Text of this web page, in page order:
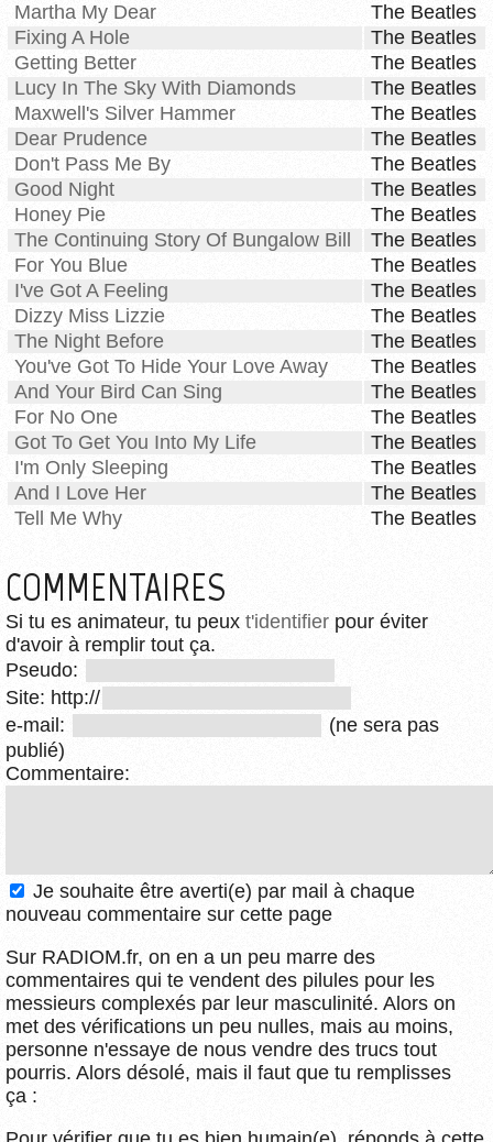
Martha My Dear
The Beatles
Fixing A Hole
The Beatles
Getting Better
The Beatles
Lucy In The Sky With Diamonds
The Beatles
Maxwell's Silver Hammer
The Beatles
Dear Prudence
The Beatles
Don't Pass Me By
The Beatles
Good Night
The Beatles
Honey Pie
The Beatles
The Continuing Story Of Bungalow Bill
The Beatles
For You Blue
The Beatles
I've Got A Feeling
The Beatles
Dizzy Miss Lizzie
The Beatles
The Night Before
The Beatles
You've Got To Hide Your Love Away
The Beatles
And Your Bird Can Sing
The Beatles
For No One
The Beatles
Got To Get You Into My Life
The Beatles
I'm Only Sleeping
The Beatles
And I Love Her
The Beatles
Tell Me Why
The Beatles
COMMENTAIRES
Si tu es animateur, tu peux t'identifier pour éviter
d'avoir à remplir tout ça.
Pseudo:
Site: http://
e-mail:
(ne sera pas
publié)
Commentaire:
Je souhaite être averti(e) par mail à chaque
nouveau commentaire sur cette page
Sur RADIOM.fr, on en a un peu marre des
commentaires qui te vendent des pilules pour les
messieurs complexés par leur masculinité. Alors on
met des vérifications un peu nulles, mais au moins,
personne n'essaye de nous vendre des trucs tout
pourris. Alors désolé, mais il faut que tu remplisses
ça :